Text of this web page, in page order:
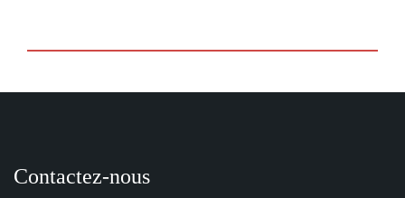
Contactez-nous